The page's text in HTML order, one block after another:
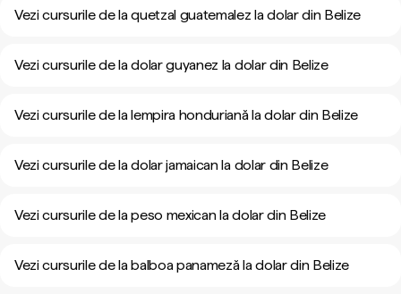
Vezi cursurile de la quetzal guatemalez la dolar din Belize
Vezi cursurile de la dolar guyanez la dolar din Belize
Vezi cursurile de la lempira honduriană la dolar din Belize
Vezi cursurile de la dolar jamaican la dolar din Belize
Vezi cursurile de la peso mexican la dolar din Belize
Vezi cursurile de la balboa panameză la dolar din Belize